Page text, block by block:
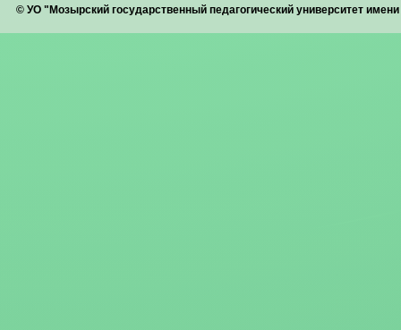
© УО "Мозырский государственный педагогический университет